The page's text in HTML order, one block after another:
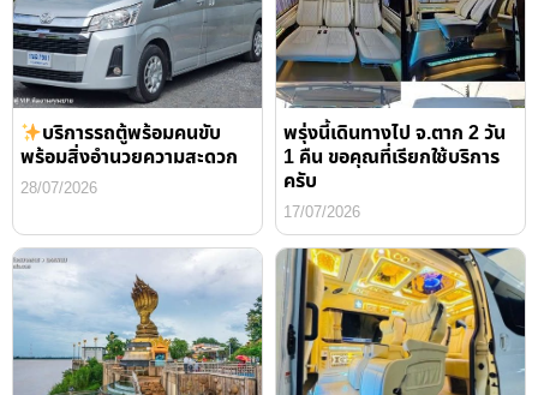
บริการรถตู้พร้อมคนขับ
พร้อมสิ่งอำนวยความสะดวก
28/07/2026
พรุ่งนี้เดินทางไป จ.ตาก 2 วัน
1 คืน ขอคุณที่เรียกใช้บริการ
ครับ
17/07/2026